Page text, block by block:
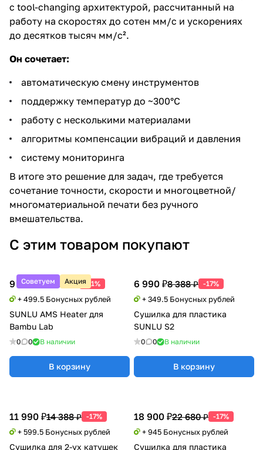
с tool-changing архитектурой, рассчитанный на
работу на скоростях до сотен мм/с и ускорениях
до десятков тысяч мм/с².
Он сочетает:
автоматическую смену инструментов
поддержку температур до ~300°C
работу с несколькими материалами
алгоритмы компенсации вибраций и давления
систему мониторинга
В итоге это решение для задач, где требуется
сочетание точности, скорости и многоцветной/
многоматериальной печати без ручного
вмешательства.
С этим товаром покупают
Советуем Акция
9 990 ₽20 388 ₽ -51%
+ 499.5 Бонусных рублей
SUNLU AMS Heater для
Bambu Lab
0 0 В наличии
В корзину
6 990 ₽8 388 ₽ -17%
+ 349.5 Бонусных рублей
Сушилка для пластика
SUNLU S2
0 0 В наличии
В корзину
11 990 ₽14 388 ₽ -17%
+ 599.5 Бонусных рублей
Сушилка для 2-ух катушек
18 900 ₽22 680 ₽ -17%
+ 945 Бонусных рублей
Сушилка для пластика